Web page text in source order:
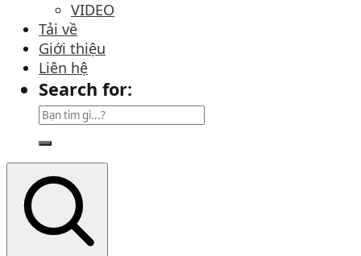
VIDEO
Tải về
Giới thiệu
Liên hệ
Search for: